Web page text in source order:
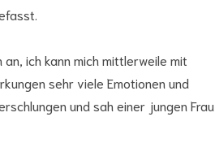
ich kann mich mittlerweile mit
sehr viele Emotionen und
und sah einer jungen Frau